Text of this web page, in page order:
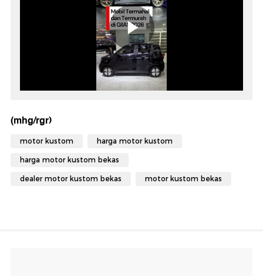
(mhg/rgr)
motor kustom harga motor kustom
harga motor kustom bekas
dealer motor kustom bekas motor kustom bekas